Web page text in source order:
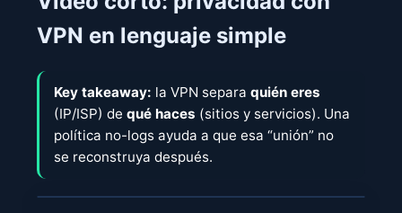
VPN en lenguaje simple
Key takeaway: la VPN separa quién eres
(IP/ISP) de qué haces (sitios y servicios). Una
política no-logs ayuda a que esa “unión” no
se reconstruya después.